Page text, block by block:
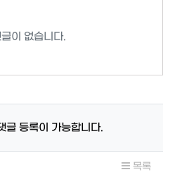
이 없습니다.
글 등록이 가능합니다.
목록